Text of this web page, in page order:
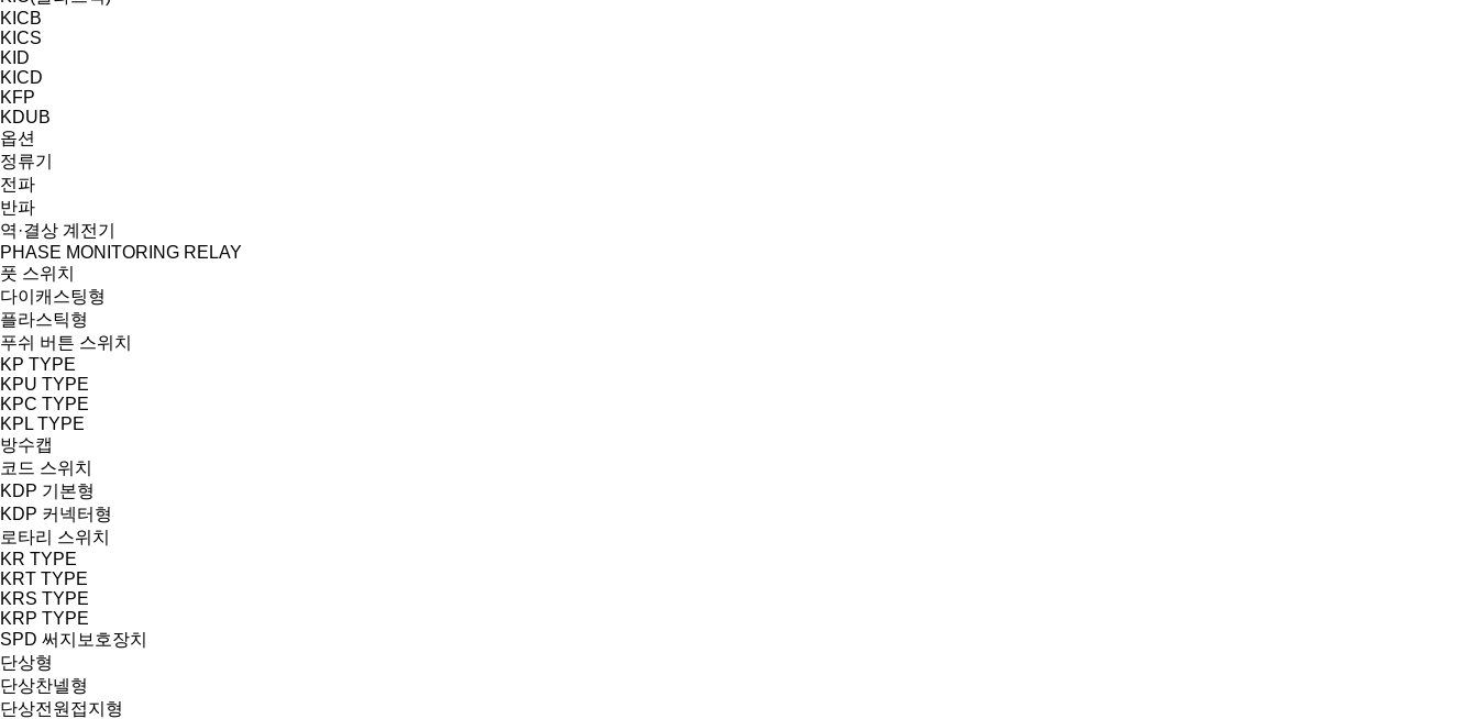
KICB
KICS
KID
KICD
KFP
KDUB
옵션
정류기
전파
반파
역·결상 계전기
PHASE MONITORING RELAY
풋 스위치
다이캐스팅형
플라스틱형
푸쉬 버튼 스위치
KP TYPE
KPU TYPE
KPC TYPE
KPL TYPE
방수캡
코드 스위치
KDP 기본형
KDP 커넥터형
로타리 스위치
KR TYPE
KRT TYPE
KRS TYPE
KRP TYPE
SPD 써지보호장치
단상형
단상찬넬형
단상전원접지형